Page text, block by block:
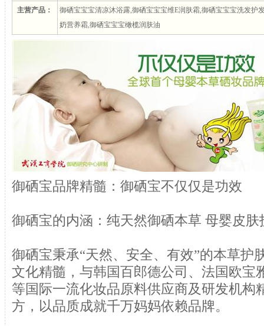
主营产品：
御硒宝宝宝清凉沐浴露,御硒宝宝宝维E润肤霜,御硒宝宝宝洗发护
奶营养霜,御硒宝宝宝橄榄润肤油
御硒宝品牌精髓：御硒宝不仅仅是功效
御硒宝的内涵：纯天然御硒本草 母婴皮肤
御硒宝秉承“天然、安全、有效”的本草护
文化精髓，与韩国百郎德公司、法国欧宝
等国际一流化妆品原料供应商及研发机构
方，以品质成就千万妈妈依赖品牌。